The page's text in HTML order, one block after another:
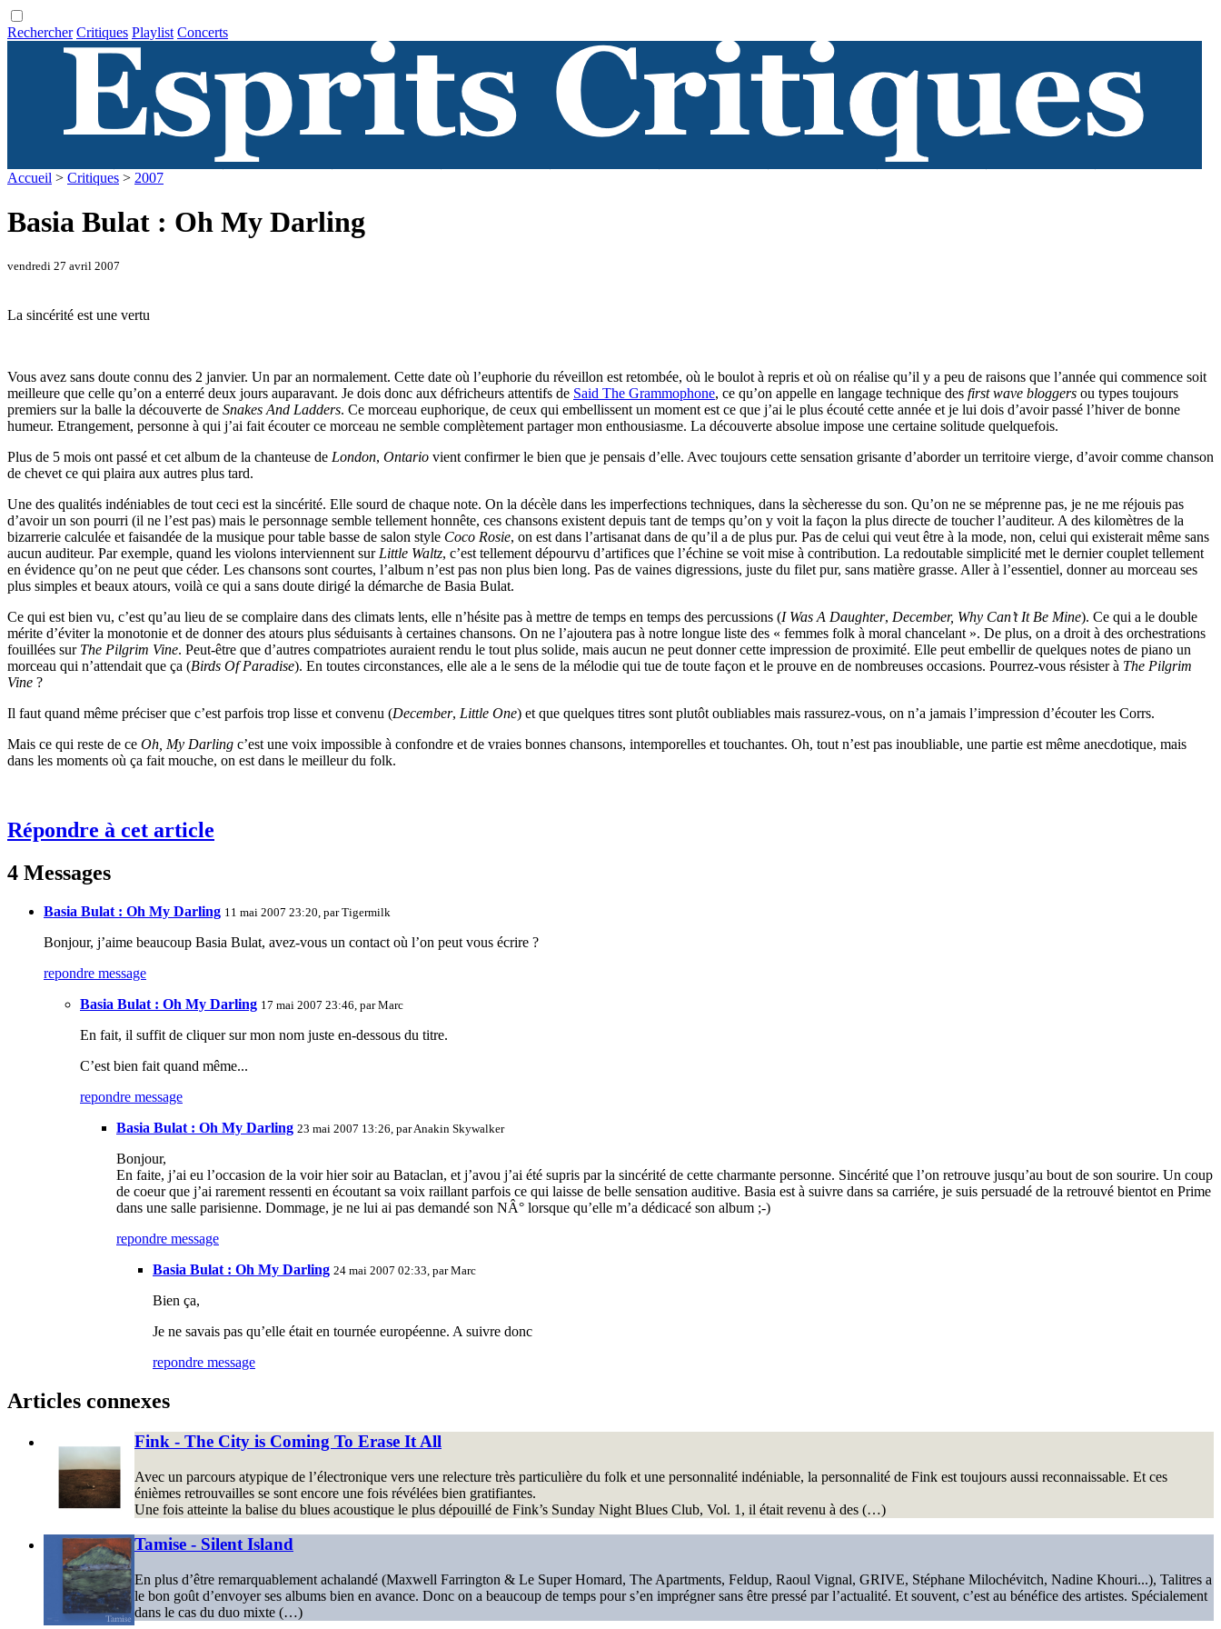
Rechercher Critiques Playlist Concerts
Accueil > Critiques > 2007
Basia Bulat : Oh My Darling
vendredi 27 avril 2007
La sincérité est une vertu
Vous avez sans doute connu des 2 janvier. Un par an normalement. Cette date où l’euphorie du réveillon est retombée, où le boulot à repris et où on réalise qu’il y a peu de raisons que l’année qui commence soit
meilleure que celle qu’on a enterré deux jours auparavant. Je dois donc aux défricheurs attentifs de Said The Grammophone, ce qu’on appelle en langage technique des first wave bloggers ou types toujours
premiers sur la balle la découverte de Snakes And Ladders. Ce morceau euphorique, de ceux qui embellissent un moment est ce que j’ai le plus écouté cette année et je lui dois d’avoir passé l’hiver de bonne
humeur. Etrangement, personne à qui j’ai fait écouter ce morceau ne semble complètement partager mon enthousiasme. La découverte absolue impose une certaine solitude quelquefois.
Plus de 5 mois ont passé et cet album de la chanteuse de London, Ontario vient confirmer le bien que je pensais d’elle. Avec toujours cette sensation grisante d’aborder un territoire vierge, d’avoir comme chanson
de chevet ce qui plaira aux autres plus tard.
Une des qualités indéniables de tout ceci est la sincérité. Elle sourd de chaque note. On la décèle dans les imperfections techniques, dans la sècheresse du son. Qu’on ne se méprenne pas, je ne me réjouis pas
d’avoir un son pourri (il ne l’est pas) mais le personnage semble tellement honnête, ces chansons existent depuis tant de temps qu’on y voit la façon la plus directe de toucher l’auditeur. A des kilomètres de la
bizarrerie calculée et faisandée de la musique pour table basse de salon style Coco Rosie, on est dans l’artisanat dans de qu’il a de plus pur. Pas de celui qui veut être à la mode, non, celui qui existerait même sans
aucun auditeur. Par exemple, quand les violons interviennent sur Little Waltz, c’est tellement dépourvu d’artifices que l’échine se voit mise à contribution. La redoutable simplicité met le dernier couplet tellement
en évidence qu’on ne peut que céder. Les chansons sont courtes, l’album n’est pas non plus bien long. Pas de vaines digressions, juste du filet pur, sans matière grasse. Aller à l’essentiel, donner au morceau ses
plus simples et beaux atours, voilà ce qui a sans doute dirigé la démarche de Basia Bulat.
Ce qui est bien vu, c’est qu’au lieu de se complaire dans des climats lents, elle n’hésite pas à mettre de temps en temps des percussions (I Was A Daughter, December, Why Can’t It Be Mine). Ce qui a le double
mérite d’éviter la monotonie et de donner des atours plus séduisants à certaines chansons. On ne l’ajoutera pas à notre longue liste des « femmes folk à moral chancelant ». De plus, on a droit à des orchestrations
fouillées sur The Pilgrim Vine. Peut-être que d’autres compatriotes auraient rendu le tout plus solide, mais aucun ne peut donner cette impression de proximité. Elle peut embellir de quelques notes de piano un
morceau qui n’attendait que ça (Birds Of Paradise). En toutes circonstances, elle ale a le sens de la mélodie qui tue de toute façon et le prouve en de nombreuses occasions. Pourrez-vous résister à The Pilgrim
Vine ?
Il faut quand même préciser que c’est parfois trop lisse et convenu (December, Little One) et que quelques titres sont plutôt oubliables mais rassurez-vous, on n’a jamais l’impression d’écouter les Corrs.
Mais ce qui reste de ce Oh, My Darling c’est une voix impossible à confondre et de vraies bonnes chansons, intemporelles et touchantes. Oh, tout n’est pas inoubliable, une partie est même anecdotique, mais
dans les moments où ça fait mouche, on est dans le meilleur du folk.
Répondre à cet article
4 Messages
Basia Bulat : Oh My Darling 11 mai 2007 23:20, parTigermilk
Bonjour, j’aime beaucoup Basia Bulat, avez-vous un contact où l’on peut vous écrire ?
repondre message
Basia Bulat : Oh My Darling 17 mai 2007 23:46, parMarc
En fait, il suffit de cliquer sur mon nom juste en-dessous du titre.
C’est bien fait quand même...
repondre message
Basia Bulat : Oh My Darling 23 mai 2007 13:26, parAnakin Skywalker
Bonjour,
En faite, j’ai eu l’occasion de la voir hier soir au Bataclan, et j’avou j’ai été supris par la sincérité de cette charmante personne. Sincérité que l’on retrouve jusqu’au bout de son sourire. Un coup
de coeur que j’ai rarement ressenti en écoutant sa voix raillant parfois ce qui laisse de belle sensation auditive. Basia est à suivre dans sa carriére, je suis persuadé de la retrouvé bientot en Prime
dans une salle parisienne. Dommage, je ne lui ai pas demandé son NÂ° lorsque qu’elle m’a dédicacé son album ;-)
repondre message
Basia Bulat : Oh My Darling 24 mai 2007 02:33, parMarc
Bien ça,
Je ne savais pas qu’elle était en tournée européenne. A suivre donc
repondre message
Articles connexes
Fink - The City is Coming To Erase It All
Avec un parcours atypique de l’électronique vers une relecture très particulière du folk et une personnalité indéniable, la personnalité de Fink est toujours aussi reconnaissable. Et ces
énièmes retrouvailles se sont encore une fois révélées bien gratifiantes.
Une fois atteinte la balise du blues acoustique le plus dépouillé de Fink’s Sunday Night Blues Club, Vol. 1, il était revenu à des (…)
Tamise - Silent Island
En plus d’être remarquablement achalandé (Maxwell Farrington & Le Super Homard, The Apartments, Feldup, Raoul Vignal, GRIVE, Stéphane Milochévitch, Nadine Khouri...), Talitres a
le bon goût d’envoyer ses albums bien en avance. Donc on a beaucoup de temps pour s’en imprégner sans être pressé par l’actualité. Et souvent, c’est au bénéfice des artistes. Spécialement
dans le cas du duo mixte (…)